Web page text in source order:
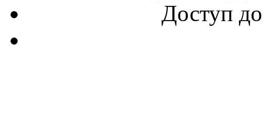
Доступ